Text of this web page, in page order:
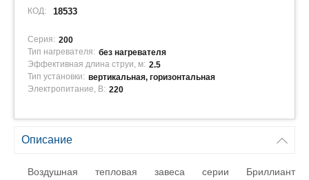
КОД: 18533
Серия: 200
Тип нагревателя: без нагревателя
Эффективная длина струи, м: 2.5
Тип установки: вертикальная, горизонтальная
Электропитание, В: 220
Описание
Воздушная тепловая завеса серии Бриллиант